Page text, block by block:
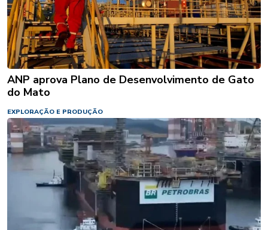
ANP aprova Plano de Desenvolvimento de Gato
do Mato
EXPLORAÇÃO E PRODUÇÃO